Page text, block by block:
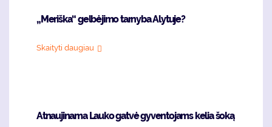
„Meriška“ gelbėjimo tarnyba Alytuje?
Skaityti daugiau
Atnaujinama Lauko gatvė gyventojams kelia šoką